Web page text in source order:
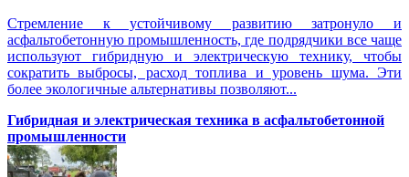
Стремление к устойчивому развитию затронуло и
асфальтобетонную промышленность, где подрядчики все чаще
используют гибридную и электрическую технику, чтобы
сократить выбросы, расход топлива и уровень шума. Эти
более экологичные альтернативы позволяют...
Гибридная и электрическая техника в асфальтобетонной
промышленности